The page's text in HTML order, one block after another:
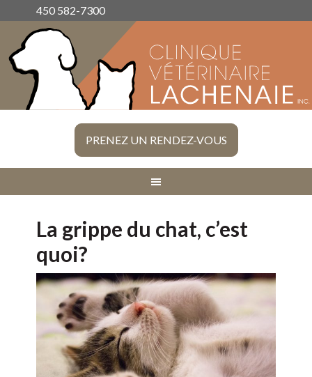
450 582-7300
PRENEZ UN RENDEZ-VOUS
La grippe du chat, c’est
quoi?